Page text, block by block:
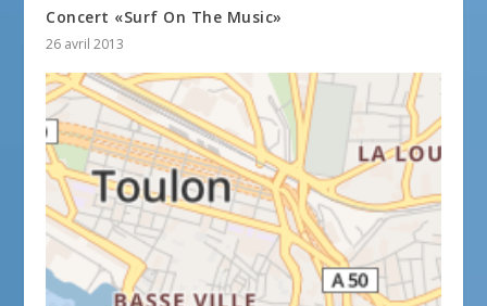
Concert «Surf On The Music»
26 avril 2013